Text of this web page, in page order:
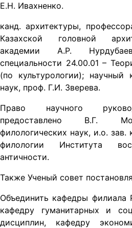
Е.Н. Ивахненко.
канд. архитектуры,
Казахской головной
академии А.Р.
специальности 24.00.01 –
(по культурологии); научный
наук, проф. Г.И. Зверева.
Право научного
предоставлено В.Г.
филологических наук, и.о. зав.
филологии Института
античности.
Также Ученый совет
Объединить кафедры филиала
кафедру гуманитарных и
дисциплин, кафедру